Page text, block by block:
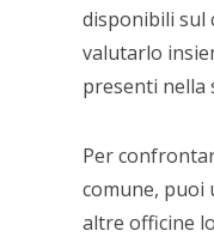
disponibili sul
valutarlo
presenti nella
Per
comune, puoi
altre officine